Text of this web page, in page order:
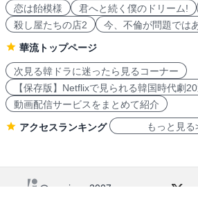
恋は飴模様
君へと続く僕のドリーム!
殺し屋たちの店2
今、不倫が問題では
華流トップページ
次見る韓ドラに迷ったら見るコーナー
【保存版】Netflixで見られる韓国時代劇
動画配信サービスをまとめて紹介
アクセスランキング もっと見る
navicon 2007